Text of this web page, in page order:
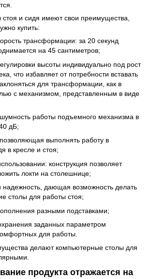
и сидя имеют свои преимущества,
купить:
трансформации: за 20 секунд
на 45 сантиметров;
высоты индивидуально под рост
что избавляет от потребности вставать
для трансформации, как в
с механизмом, представленным в виде
работы подъемного механизма в
дБ;
позволяющая выполнять работу в
в кресле и стоя;
конструкция позволяет
локти на столешнице;
надежность, дающая возможность делать
столы для работы стоя;
разными подставками;
заданных параметром
для работы.
делают компьютерные столы для
продукта отражается на